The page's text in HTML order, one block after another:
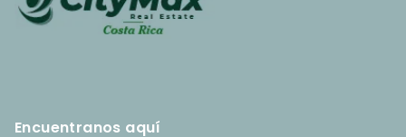
Encuentranos aquí